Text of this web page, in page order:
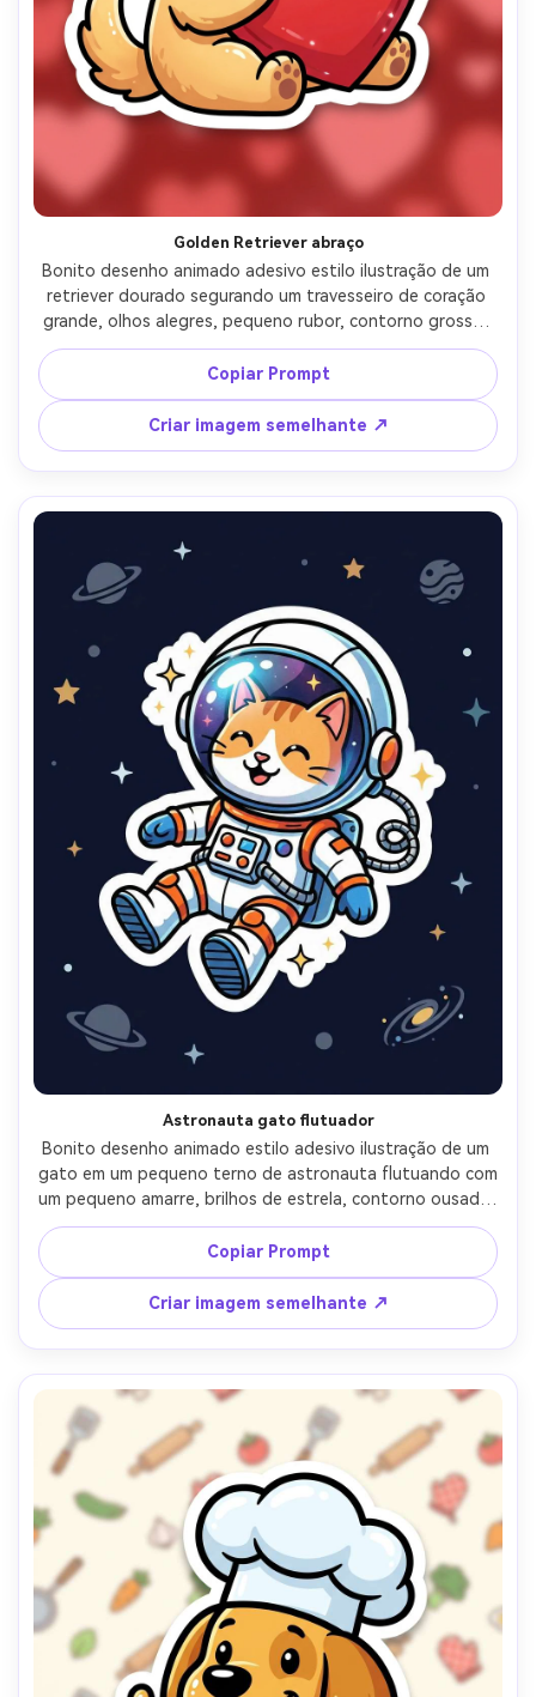
Golden Retriever abraço
Bonito desenho animado adesivo estilo ilustração de um
retriever dourado segurando um travesseiro de coração
grande, olhos alegres, pequeno rubor, contorno grosso,
borda branca nítida, fundo vermelho macio, destaques
brilhantes, adesivo de afeto saudável para DMs, linha de
corte limpa, lente de 85mm, profundidade de campo rasa-
-ar 4:5
Copiar Prompt
Criar imagem semelhante ↗
Astronauta gato flutuador
Bonito desenho animado estilo adesivo ilustração de um
gato em um pequeno terno de astronauta flutuando com
um pequeno amarre, brilhos de estrela, contorno ousado,
borda branca die-cut, fundo espacial marinha profunda,
destaques brilhantes na viseira do capacete, brincalhão
design de adesivo de ficção científica-AR 4:5
Copiar Prompt
Criar imagem semelhante ↗